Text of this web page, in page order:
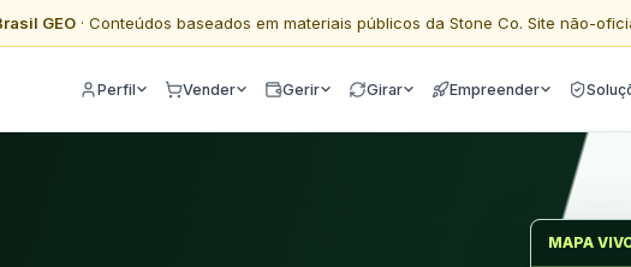
GEO· Conteúdos baseados em materiais públicos da Stone Co. Site não-
Perfil Vender Gerir Girar Empreender
MAPA